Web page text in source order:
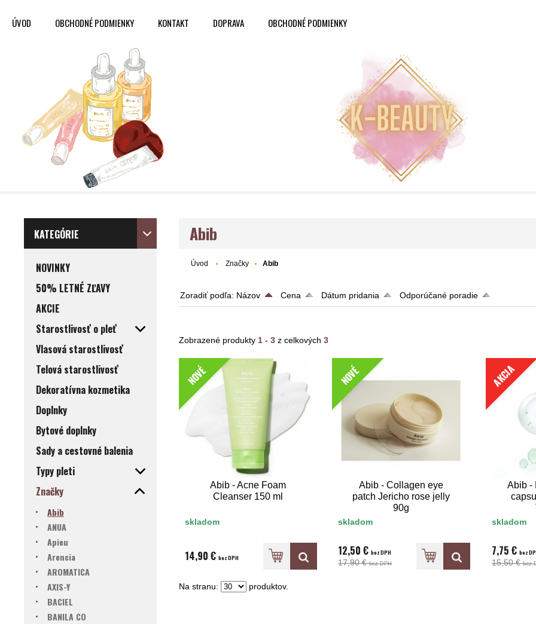
ÚVOD OBCHODNÉ PODMIENKY KONTAKT DOPRAVA OBCHODNÉ PODMIENKY
KATEGÓRIE
NOVINKY
50% LETNÉ ZĽAVY
AKCIE
Starostlivosť o pleť
Vlasová starostlivosť
Telová starostlivosť
Dekoratívna kozmetika
Doplnky
Bytové doplnky
Sady a cestovné balenia
Typy pleti
Značky
Abib
ANUA
Apieu
Arencia
AROMATICA
AXIS-Y
BACIEL
BANILA CO
Abib
Úvod Značky Abib
Zoradiť podľa: Názov Cena Dátum pridania Odporúčané poradie
Zobrazené produkty1 - 3 z celkových3
NOVÉ
Abib - Acne Foam
Cleanser 150 ml
skladom
14,90 €bez DPH
NOVÉ
Abib - Collagen eye
patch Jericho rose jelly
90g
skladom
12,50 €bez DPH
17,90 €bez DPH
AKCIA
Abib -
skladom
7,75 € bez
15,50 €bez
Na stranu: produktov.